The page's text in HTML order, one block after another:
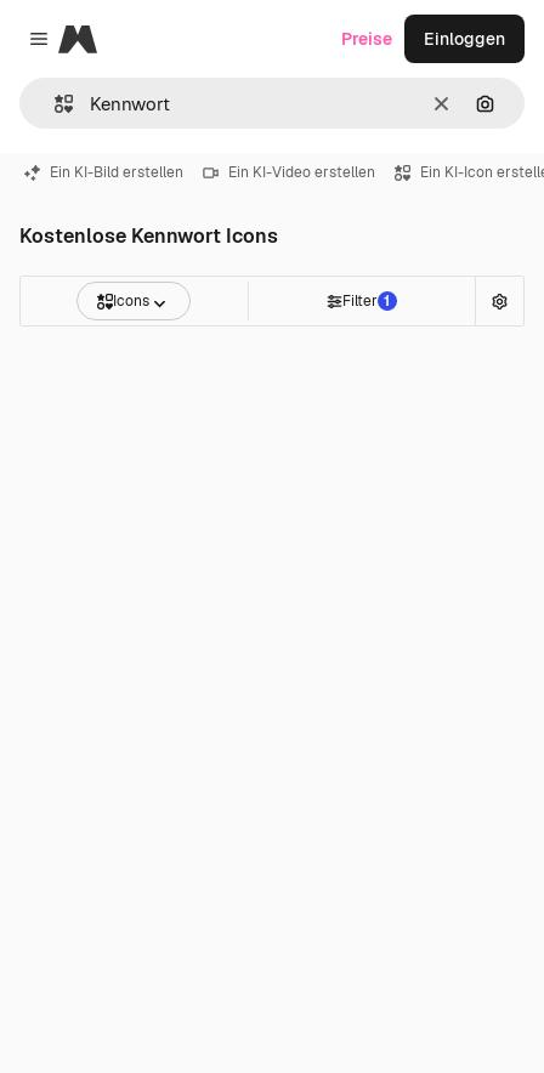
Close menu
Magnific
LöschenNach
Preise Einloggen
Ein KI-Bild erstellen Ein KI-Video erstellen Ein KI-Icon
Kostenlose Kennwort Icons
Icons Filter 1